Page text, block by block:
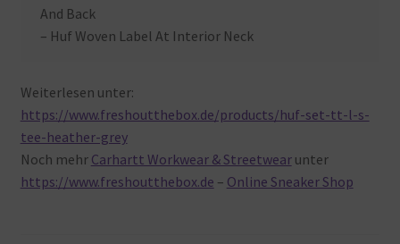
And Back
– Huf Woven Label At Interior Neck
Weiterlesen unter:
https://www.freshoutthebox.de/products/huf-set-tt-l-s-
tee-heather-grey
Noch mehr Carhartt Workwear & Streetwearunter
https://www.freshoutthebox.de – Online Sneaker Shop